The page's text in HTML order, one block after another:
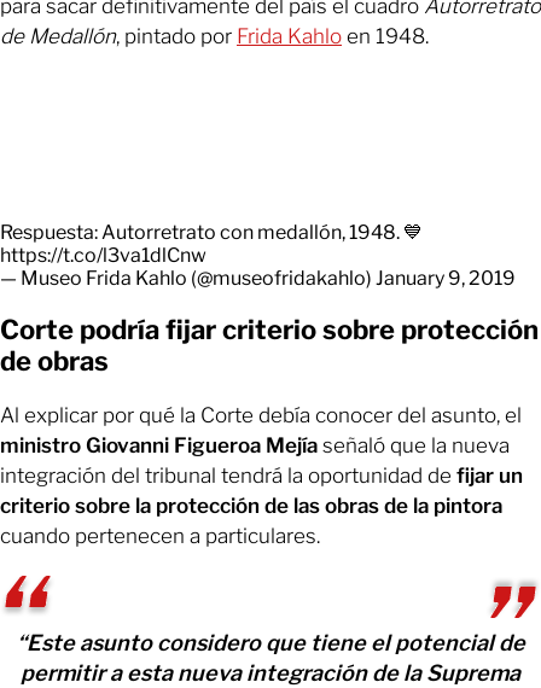
para sacar definitivamente del país el cuadro Autorretrato
de Medallón, pintado por Frida Kahlo en 1948.
Respuesta: Autorretrato con medallón, 1948. 💙
https://t.co/l3va1dlCnw
— Museo Frida Kahlo (@museofridakahlo) January 9, 2019
Corte podría fijar criterio sobre protección
de obras
Al explicar por qué la Corte debía conocer del asunto, el
ministro Giovanni Figueroa Mejía señaló que la nueva
integración del tribunal tendrá la oportunidad de fijar un
criterio sobre la protección de las obras de la pintora
cuando pertenecen a particulares.
“Este asunto considero que tiene el potencial de
permitir a esta nueva integración de la Suprema